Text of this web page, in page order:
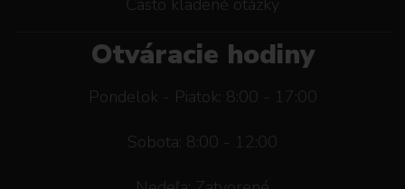
Otváracie hodiny
Pondelok - Piatok: 8:00 - 17:00
Sobota: 8:00 - 12:00